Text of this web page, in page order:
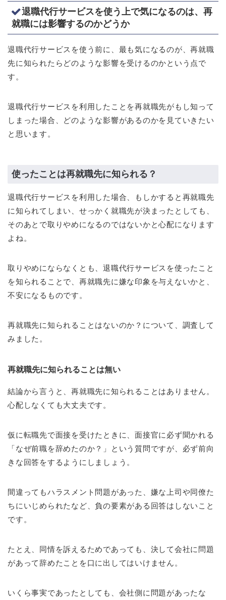
退職代行サービスを使う上で気になるのは、再
就職には影響するのかどうか
退職代行サービスを使う前に、最も気になるのが、再就職
先に知られたらどのような影響を受けるのかという点で
す。
退職代行サービスを利用したことを再就職先がもし知って
しまった場合、どのような影響があるのかを見ていきたい
と思います。
使ったことは再就職先に知られる？
退職代行サービスを利用した場合、もしかすると再就職先
に知られてしまい、せっかく就職先が決まったとしても、
そのあとで取りやめになるのではないかと心配になります
よね。
取りやめにならなくとも、退職代行サービスを使ったこと
を知られることで、再就職先に嫌な印象を与えないかと、
不安になるものです。
再就職先に知られることはないのか？について、調査して
みました。
再就職先に知られることは無い
結論から言うと、再就職先に知られることはありません。
心配しなくても大丈夫です。
仮に転職先で面接を受けたときに、面接官に必ず聞かれる
「なぜ前職を辞めたのか？」という質問ですが、必ず前向
きな回答をするようにしましょう。
間違ってもハラスメント問題があった、嫌な上司や同僚た
ちにいじめられたなど、負の要素がある回答はしないこと
です。
たとえ、同情を訴えるためであっても、決して会社に問題
があって辞めたことを口に出してはいけません。
いくら事実であったとしても、会社側に問題があったな